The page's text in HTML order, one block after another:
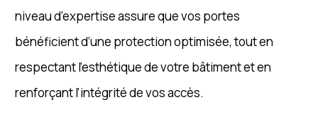
niveau d’expertise assure que vos portes
bénéficient d’une protection optimisée, tout en
respectant l’esthétique de votre bâtiment et en
renforçant l’intégrité de vos accès.